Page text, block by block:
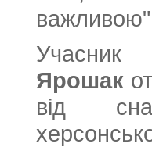
Ярошак
від